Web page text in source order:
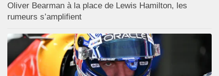
Oliver Bearman à la place de Lewis Hamilton, les
rumeurs s’amplifient